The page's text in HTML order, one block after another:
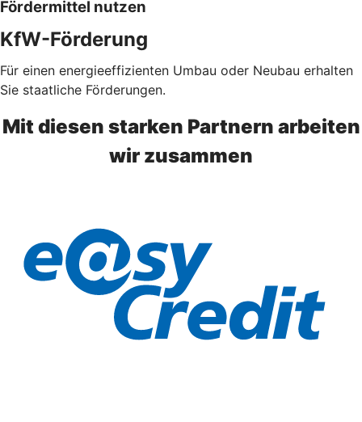
Fördermittel nutzen
KfW-Förderung
Für einen energieeffizienten Umbau oder Neubau erhalten
Sie staatliche Förderungen.
Mit diesen starken Partnern arbeiten
wir zusammen